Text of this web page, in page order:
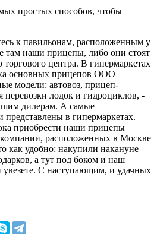
простых способов, чтобы
к павильонам, расположенным у
там наши прицепы, либо они стоят
центра. В гипермаркетах
основных прицепов ООО
модели: автовоз, прицеп-
перевозки лодок и гидроциклов, -
дилерам. А самые
представлены в гипермаркетах.
приобрести наши прицепы
расположенных в Москве
как удобно: накупили накануне
а тут под боком и наш
увезете. С наступающим, и удачных